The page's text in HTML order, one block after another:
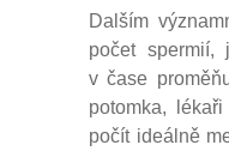
Dalším
počet spermií,
v čase
potomka,
počít ideálně